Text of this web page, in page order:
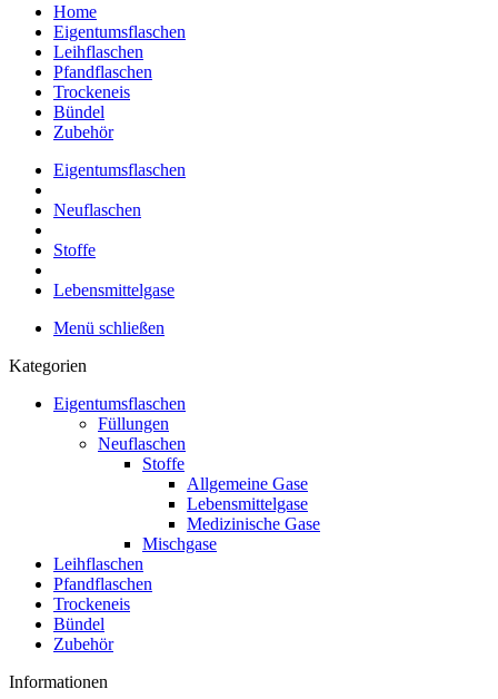
Home
Eigentumsflaschen
Leihflaschen
Pfandflaschen
Trockeneis
Bündel
Zubehör
Eigentumsflaschen
Neuflaschen
Stoffe
Lebensmittelgase
Menü schließen
Kategorien
Eigentumsflaschen
Füllungen
Neuflaschen
Stoffe
Allgemeine Gase
Lebensmittelgase
Medizinische Gase
Mischgase
Leihflaschen
Pfandflaschen
Trockeneis
Bündel
Zubehör
Informationen